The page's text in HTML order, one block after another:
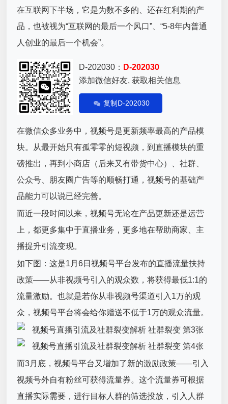
在互联网下半场，它是为数不多的、还在红利期的产
品，也被视为“互联网的最后一个风口”、“5-8年内普通
人创业的最后一个机会”。
D-202030： D-202030
添加微信好友, 获取相关信息
复制D-202030
在微信众多业务中，视频号是更新频率最高的产品模
块。从最开始只有孤零零的短视频，到直播模块的重
磅推出，再到小商店（后来又有带货中心）、社群、
公众号、朋友圈广告等的顺畅打通，视频号的基础产
品能力可以说已经完善。
而近一段时间以来，视频号无论在产品更新还是运营
上，都更多集中于直播业务，更多地在帮助商家、主
播提升引流变现。
如下图：这是1月6日视频号平台发布的直播流量扶持
政策——从非视频号引入的观众数，将获得最低1:1的
流量激励。也就是若你从非视频号渠道引入1万的观
众，视频号平台将会给你赠送不低于1万的观众流量。
而3月底，视频号平台又增加了新的激励政策——引入
视频号外自有粉丝可获得流量券。这个流量券可根据
直播实际需要，进行目标人群的筛选投放，引入人群